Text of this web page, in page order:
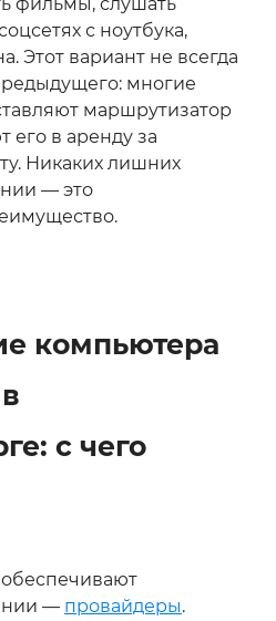
с ноутбука,
Этот вариант не всегда
многие
маршрутизатор
его в аренду за
Никаких лишних
— это
компьютера
с чего
— провайдеры.